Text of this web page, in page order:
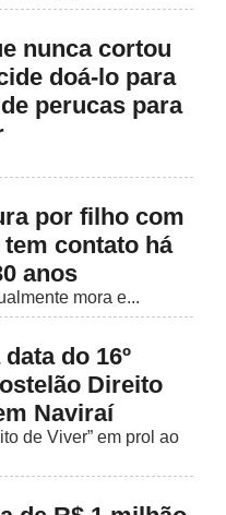
nunca cortou
doá-lo para
perucas para
por filho com
contato há
anos
mora e...
do 16º
Direito
Naviraí
de Viver” em prol ao